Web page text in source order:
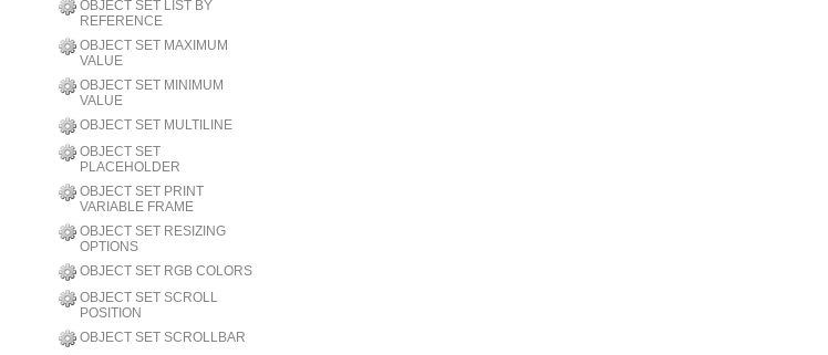
OBJECT SET LIST BY
REFERENCE
OBJECT SET MAXIMUM
VALUE
OBJECT SET MINIMUM
VALUE
OBJECT SET MULTILINE
OBJECT SET
PLACEHOLDER
OBJECT SET PRINT
VARIABLE FRAME
OBJECT SET RESIZING
OPTIONS
OBJECT SET RGB COLORS
OBJECT SET SCROLL
POSITION
OBJECT SET SCROLLBAR